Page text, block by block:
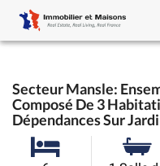
Secteur Mansle:
Composé De 3
Dépendances Sur